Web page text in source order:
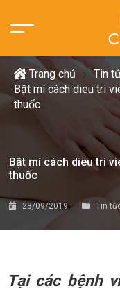
Trang chủ
Tin
Bật mí cách dieu tri
thuốc
Bật mí cách dieu tri
thuốc
23/09/2019 Tin
Tại các bệnh